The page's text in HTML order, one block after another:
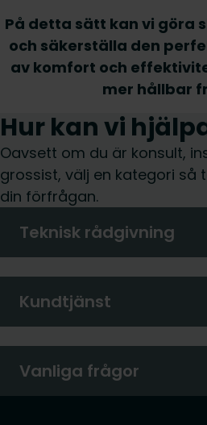
På detta sätt kan vi göra
och säkerställa den
av komfort och
mer hållbar
Hur kan vi
Oavsett om du är konsult,
grossist, välj en kategori så
din förfrågan.
Teknisk rådgivning
Kundtjänst
Vanliga frågor